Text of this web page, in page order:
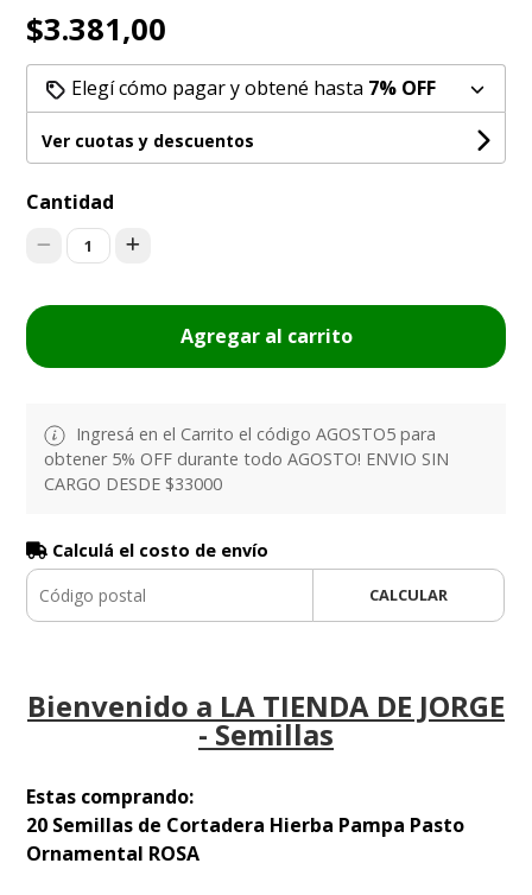
$3.381,00
Elegí cómo pagar y obtené hasta 7% OFF
Ver cuotas y descuentos
Cantidad
1
Agregar al carrito
Ingresá en el Carrito el código AGOSTO5 para
obtener 5% OFF durante todo AGOSTO! ENVIO SIN
CARGO DESDE $33000
Calculá el costo de envío
CALCULAR
Bienvenido a LA TIENDA DE JORGE
- Semillas
Estas comprando:
20 Semillas de Cortadera Hierba Pampa Pasto
Ornamental ROSA